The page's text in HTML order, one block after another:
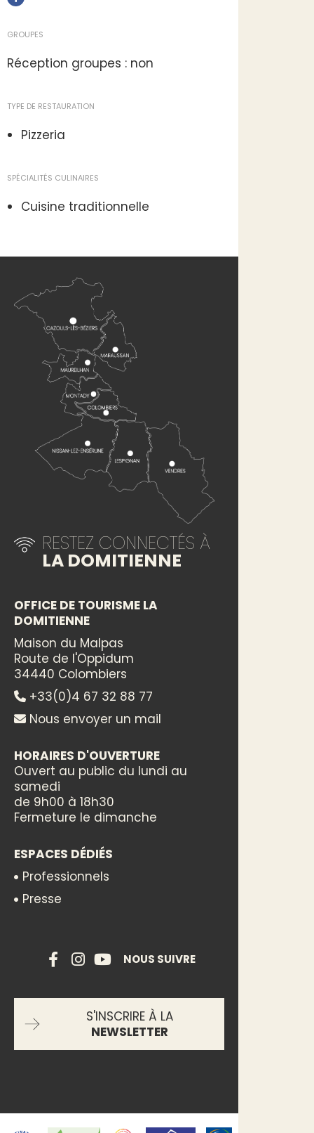
GROUPES
Réception groupes : non
TYPE DE RESTAURATION
Pizzeria
SPÉCIALITÉS CULINAIRES
Cuisine traditionnelle
RESTEZ CONNECTÉS À
LA DOMITIENNE
OFFICE DE TOURISME LA
DOMITIENNE
Maison du Malpas
Route de l'Oppidum
34440 Colombiers
+33(0)4 67 32 88 77
Nous envoyer un mail
HORAIRES D'OUVERTURE
Ouvert au public du lundi au
samedi
de 9h00 à 18h30
Fermeture le dimanche
ESPACES DÉDIÉS
Professionnels
Presse
NOUS SUIVRE
S'INSCRIRE À LA
NEWSLETTER